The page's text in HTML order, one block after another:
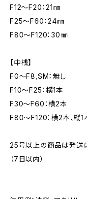
F12～F20：21㎜
F25～F60：24㎜
F80～F120：30㎜
【中桟】
F0～F8,SM：無し
F10～F25：横1本
F30～F60：横2本
F80～F120：横2本、縦1
25号以上の商品は発送
（7日以内）